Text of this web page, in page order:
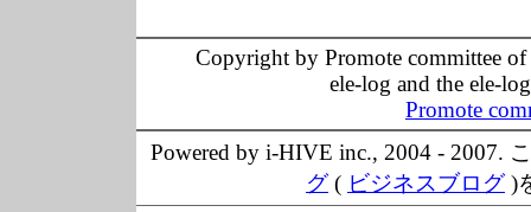
Copyright by Promote committee
ele-log and the ele-
Promote
Powered by i-HIVE inc., 2004 - 2007.
グ( ビジネスブログ)